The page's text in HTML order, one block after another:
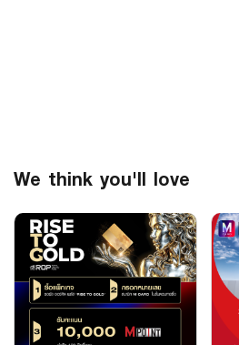
We think you'll love